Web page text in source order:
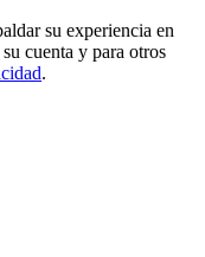
su experiencia en
cuenta y para otros
.